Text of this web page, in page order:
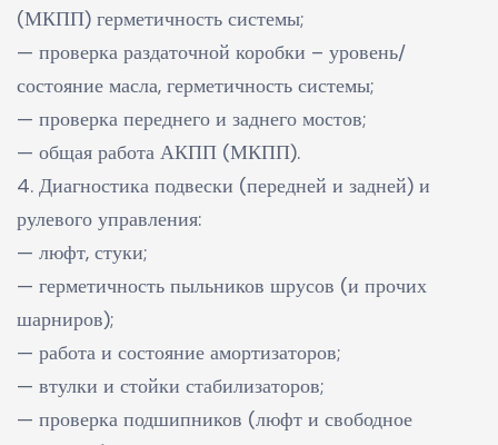
(МКПП) герметичность системы;
— проверка раздаточной коробки – уровень/
состояние масла, герметичность системы;
— проверка переднего и заднего мостов;
— общая работа АКПП (МКПП).
4. Диагностика подвески (передней и задней) и
рулевого управления:
— люфт, стуки;
— герметичность пыльников шрусов (и прочих
шарниров);
— работа и состояние амортизаторов;
— втулки и стойки стабилизаторов;
— проверка подшипников (люфт и свободное